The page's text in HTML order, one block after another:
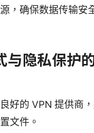
，确保数据传输安
与隐私保护
好的 VPN 提供商
文件。